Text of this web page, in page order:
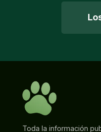
Toda la información